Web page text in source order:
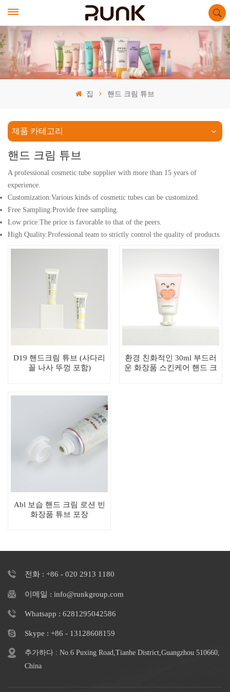
집 핸드 크림 튜브
제품 카테고리
핸드 크림 튜브
A professional cosmetic tube supplier with more than 15 years of
experience.
Customization:Various kinds of cosmetic tubes can be customized.
Free Sampling:Provide free sampling.
Low price:The price is favorable to that of the peers.
High Quality:Professional team to strictly control the quality of products.
D19 핸드크림 튜브 (사다리
꼴 나사 뚜껑 포함)
환경 친화적인 30ml 부드러
운 화장품 스킨케어 핸드 크
Abl 보습 핸드 크림 로션 빈
화장품 튜브 포장
전화 : +86 - 020 2913 1180
이메일 : info@runkgroup.com
Whatsapp : 6281295042586
Skype : +86 - 13128608159
추가하다 : No.6 Puxing Road,Tianhe District,Guangzhou 510660,
China